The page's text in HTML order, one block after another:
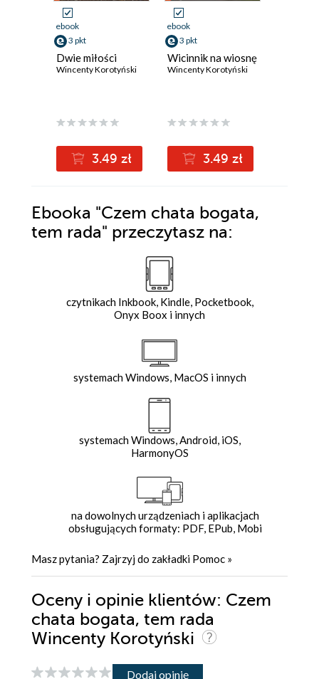
ebook
3 pkt
Dwie miłości
Wincenty Korotyński
3.49 zł
ebook
3 pkt
Wicinnik na wiosnę
Wincenty Korotyński
3.49 zł
Ebooka "Czem chata bogata,
tem rada" przeczytasz na:
czytnikach Inkbook, Kindle, Pocketbook,
Onyx Boox i innych
systemach Windows, MacOS i innych
systemach Windows, Android, iOS,
HarmonyOS
na dowolnych urządzeniach i aplikacjach
obsługujących formaty: PDF, EPub, Mobi
Masz pytania? Zajrzyj do zakładki Pomoc »
Oceny i opinie klientów: Czem
chata bogata, tem rada
Wincenty Korotyński
Dodaj opinię